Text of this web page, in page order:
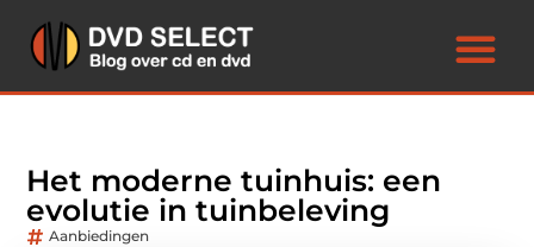
Het moderne tuinhuis: een
evolutie in tuinbeleving
Aanbiedingen